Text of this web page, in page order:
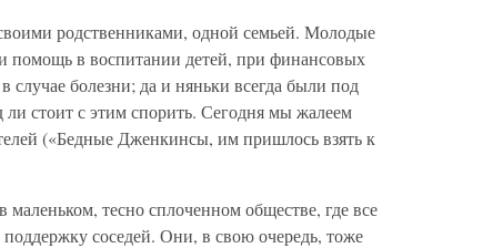
родственниками, одной семьей. Молодые
помощь в воспитании детей, при финансовых
случае болезни; да и няньки всегда были под
стоит с этим спорить. Сегодня мы жалеем
(«Бедные Дженкинсы, им пришлось взять к
тесно сплоченном обществе, где все
соседей. Они, в свою очередь, тоже